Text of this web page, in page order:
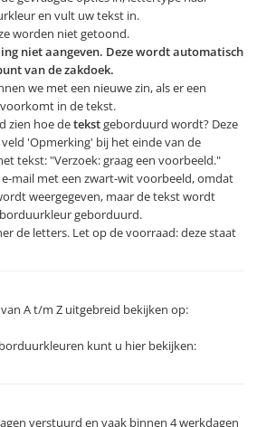
en vult uw tekst in.
worden niet getoond.
niet aangeven. Deze wordt automatisch
van de zakdoek.
we met een nieuwe zin, als er een
in de tekst.
zien hoe detekstgeborduurd wordt? Deze
'Opmerking' bij het einde van de
tekst: "Verzoek: graag een voorbeeld."
mail met een zwart-wit voorbeeld, omdat
weergegeven, maar de tekst wordt
geborduurd.
de letters. Let op de voorraad: deze staat
A t/m Z uitgebreid bekijken op:
kunt u hier bekijken:
verstuurd en vaak binnen 4 werkdagen